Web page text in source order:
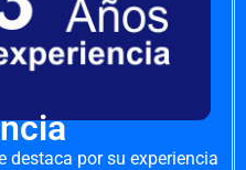
destaca por su experiencia